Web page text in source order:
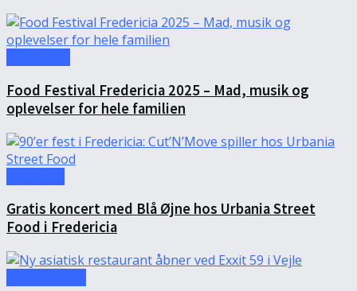
Food Festival Fredericia 2025 – Mad, musik og
oplevelser for hele familien
Gratis koncert med Blå Øjne hos Urbania Street
Food i Fredericia